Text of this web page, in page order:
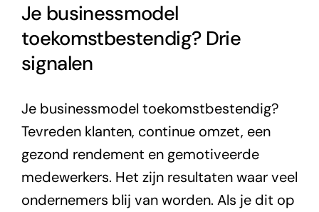
Je businessmodel
toekomstbestendig? Drie
signalen
Je businessmodel toekomstbestendig?
Tevreden klanten, continue omzet, een
gezond rendement en gemotiveerde
medewerkers. Het zijn resultaten waar veel
ondernemers blij van worden. Als je dit op